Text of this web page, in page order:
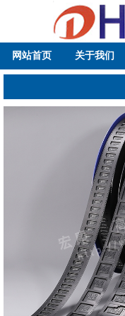
网站首页 关于我们